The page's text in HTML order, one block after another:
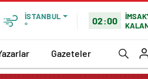
İSTANBUL
°
02:00
Gazeteler